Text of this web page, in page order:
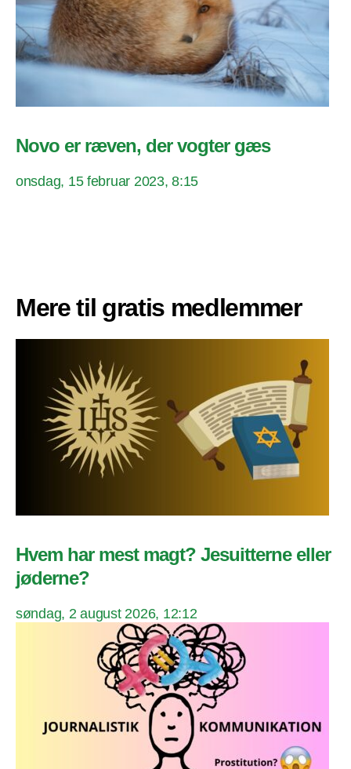
Novo er ræven, der vogter gæs
onsdag, 15 februar 2023, 8:15
Mere til gratis medlemmer
Hvem har mest magt? Jesuitterne eller
jøderne?
søndag, 2 august 2026, 12:12